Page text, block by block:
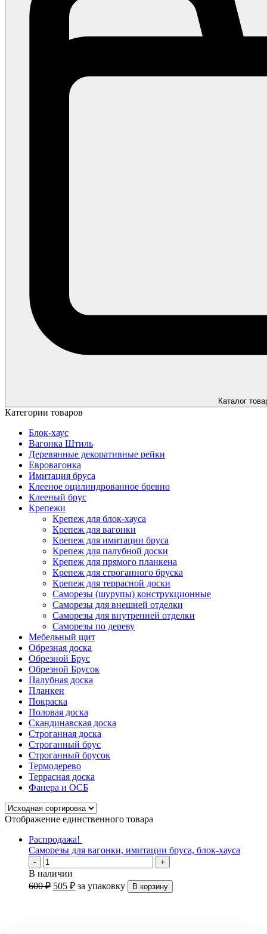
Каталог
Категории товаров
Блок-хаус
Вагонка Штиль
Деревянные декоративные рейки
Евровагонка
Имитация бруса
Клееное оцилиндрованное бревно
Клееный брус
Крепежи
Крепеж для блок-хауса
Крепеж для вагонки
Крепеж для имитации бруса
Крепеж для палубной доски
Крепеж для прямого планкена
Крепеж для строганного бруска
Крепеж для террасной доски
Саморезы (шурупы) конструкционные
Саморезы для внешней отделки
Саморезы для внутренней отделки
Саморезы по дереву
Мебельный щит
Обрезная доска
Обрезной Брус
Обрезной Брусок
Палубная доска
Планкен
Покраска
Половая доска
Скандинавская доска
Строганная доска
Строганный брус
Строганный брусок
Термодерево
Террасная доска
Фанера и ОСБ
Отображение единственного товара
Распродажа!
Саморезы для вагонки, имитации бруса, блок-хауса
- +
В наличии
600₽ 505 ₽ за упаковку В корзину